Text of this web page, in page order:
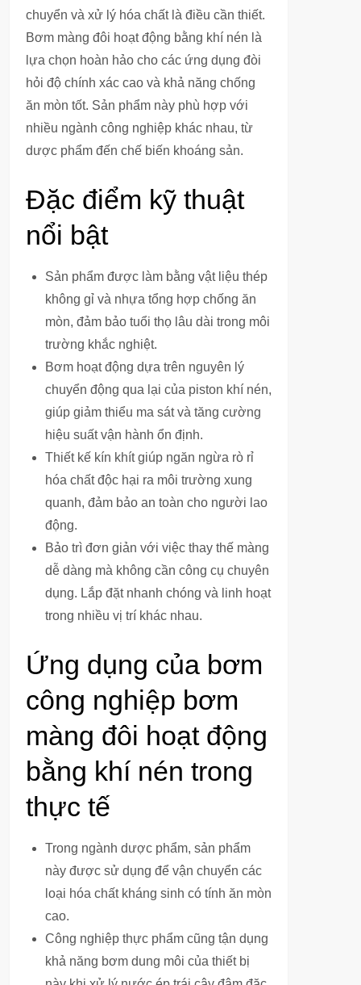
chuyển và xử lý hóa chất là điều cần thiết.
Bơm màng đôi hoạt động bằng khí nén là
lựa chọn hoàn hảo cho các ứng dụng đòi
hỏi độ chính xác cao và khả năng chống
ăn mòn tốt. Sản phẩm này phù hợp với
nhiều ngành công nghiệp khác nhau, từ
dược phẩm đến chế biến khoáng sản.
Đặc điểm kỹ thuật
nổi bật
Sản phẩm được làm bằng vật liệu thép
không gỉ và nhựa tổng hợp chống ăn
mòn, đảm bảo tuổi thọ lâu dài trong môi
trường khắc nghiệt.
Bơm hoạt động dựa trên nguyên lý
chuyển động qua lại của piston khí nén,
giúp giảm thiểu ma sát và tăng cường
hiệu suất vận hành ổn định.
Thiết kế kín khít giúp ngăn ngừa rò rỉ
hóa chất độc hại ra môi trường xung
quanh, đảm bảo an toàn cho người lao
động.
Bảo trì đơn giản với việc thay thế màng
dễ dàng mà không cần công cụ chuyên
dụng. Lắp đặt nhanh chóng và linh hoạt
trong nhiều vị trí khác nhau.
Ứng dụng của bơm
công nghiệp bơm
màng đôi hoạt động
bằng khí nén trong
thực tế
Trong ngành dược phẩm, sản phẩm
này được sử dụng để vận chuyển các
loại hóa chất kháng sinh có tính ăn mòn
cao.
Công nghiệp thực phẩm cũng tận dụng
khả năng bơm dung môi của thiết bị